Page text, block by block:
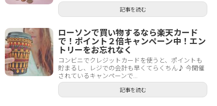
記事を読む
ローソンで買い物するなら楽天カード
で！ポイント２倍キャンペーン中！エン
トリーをお忘れなく
コンビニでクレジットカードを使うと、ポイントも
貯まるし、レジでの会計も早くてらくちん♪ 今開催
されているキャンペーンで...
記事を読む